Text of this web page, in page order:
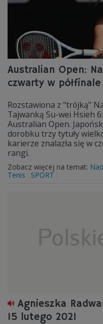
Australian Open:
czwarty w
Rozstawiona z "trójką"
Tajwanką Su-wei Hsieh
Australian Open.
dorobku trzy tytuły
karierze znalazła się w
rangi.
Zobacz więcej na temat:
Tenis
SPORT
Agnieszka
15 lutego 2021